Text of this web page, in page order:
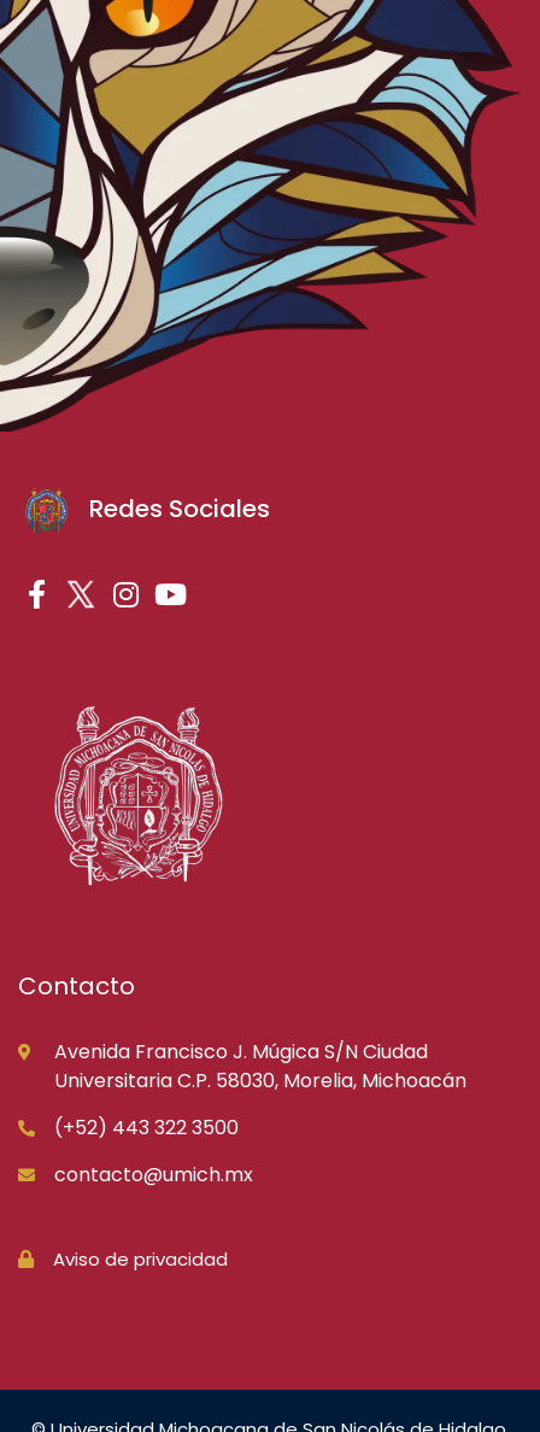
Redes Sociales
Contacto
Avenida Francisco J. Múgica S/N Ciudad
Universitaria C.P. 58030, Morelia, Michoacán
(+52) 443 322 3500
contacto@umich.mx
Aviso de privacidad